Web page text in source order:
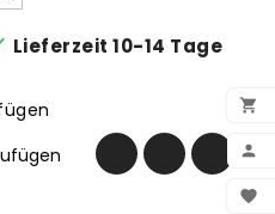



Lieferzeit 10-14 Tage